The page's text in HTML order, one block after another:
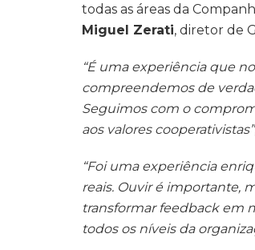
todas as áreas da
Miguel Zerati, diretor de
“É uma experiência que
compreendemos de
Seguimos com o
aos valores cooperativistas”
“Foi uma experiência
reais. Ouvir é importante,
transformar feedback em
todos os níveis da